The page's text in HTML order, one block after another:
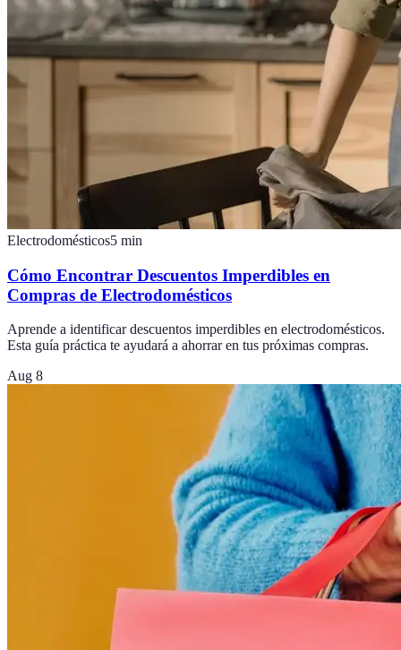
Electrodomésticos5 min
Cómo Encontrar Descuentos Imperdibles en
Compras de Electrodomésticos
Aprende a identificar descuentos imperdibles en electrodomésticos.
Esta guía práctica te ayudará a ahorrar en tus próximas compras.
Aug 8